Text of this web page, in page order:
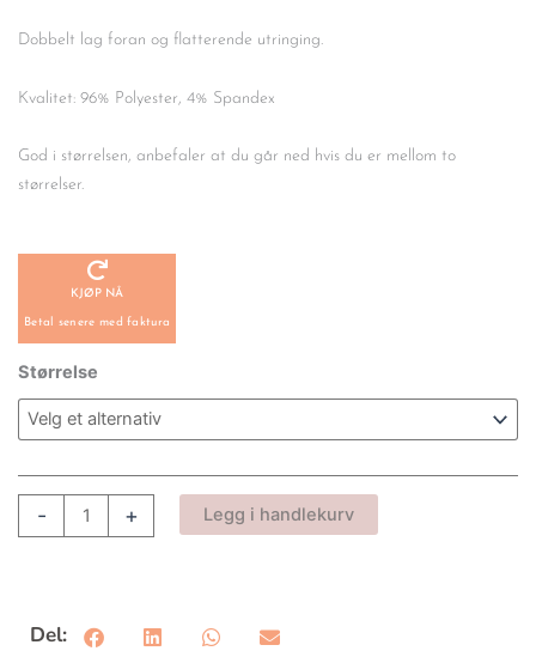
Dobbelt lag foran og flatterende utringing.
Kvalitet: 96% Polyester, 4% Spandex
God i størrelsen, anbefaler at du går ned hvis du er mellom to
størrelser.
KJØP NÅ
Betal senere med faktura
Størrelse
-
Square
Neck
Cami
Navy
Ribkoff
+ Legg i handlekurv
Del: